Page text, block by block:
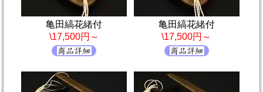
亀田縞花緒付
\17,500円～
亀田縞花緒付
\17,500円～